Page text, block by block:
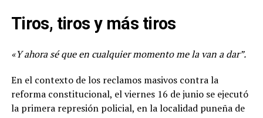
Tiros, tiros y más tiros
«Y ahora sé que en cualquier momento me la van a dar”.
En el contexto de los reclamos masivos contra la
reforma constitucional, el viernes 16 de junio se ejecutó
la primera represión policial, en la localidad puneña de